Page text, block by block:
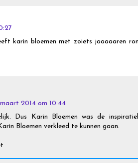
karin bloemen met zoiets jaaaaaren
2014 om 10:44
Dus Karin Bloemen was de
Bloemen verkleed te kunnen gaan.